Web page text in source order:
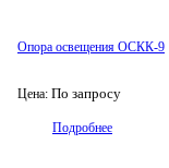
Опора освещения ОСКК-9
Цена: По запросу
Подробнее